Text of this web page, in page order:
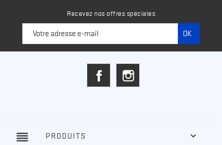
Recevez nos offres spéciales
Facebook
reorder PRODUITS 